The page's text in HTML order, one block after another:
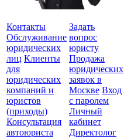
Контакты
Обслуживание
юридических
лиц Клиенты
для
юридических
компаний и
юристов
(приходы)
Консультация
автоюриста
Задать
вопрос
юристу
Продажа
юридических
заявок в
Москве Вход
с паролем
Личный
кабинет
Директолог